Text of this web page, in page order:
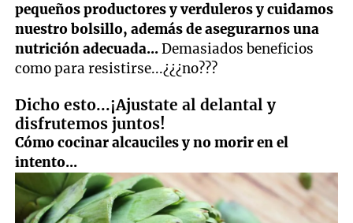
pequeños productores y verduleros y cuidamos
nuestro bolsillo, además de asegurarnos una
nutrición adecuada...Demasiados beneficios
como para resistirse...¿¿¿no???
Dicho esto...¡Ajustate al delantal y
disfrutemos juntos!
Cómo cocinar alcauciles y no morir en el
intento...